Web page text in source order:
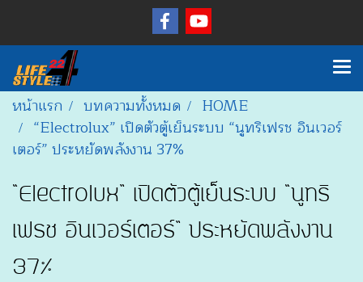
หน้าแรก บทความทั้งหมด
HOME
“Electrolux” เปิดตัวตู้เย็นระบบ “นูทริเฟรช อินเวอร์
เตอร์” ประหยัดพลังงาน 37%
“Electrolux” เปิดตัวตู้เย็นระบบ “นูทริ
เฟรช อินเวอร์เตอร์” ประหยัดพลังงาน
37%